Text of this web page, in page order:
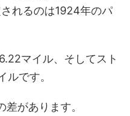
れるのは1924年のパ
マイル、そしてスト
です。
があります。